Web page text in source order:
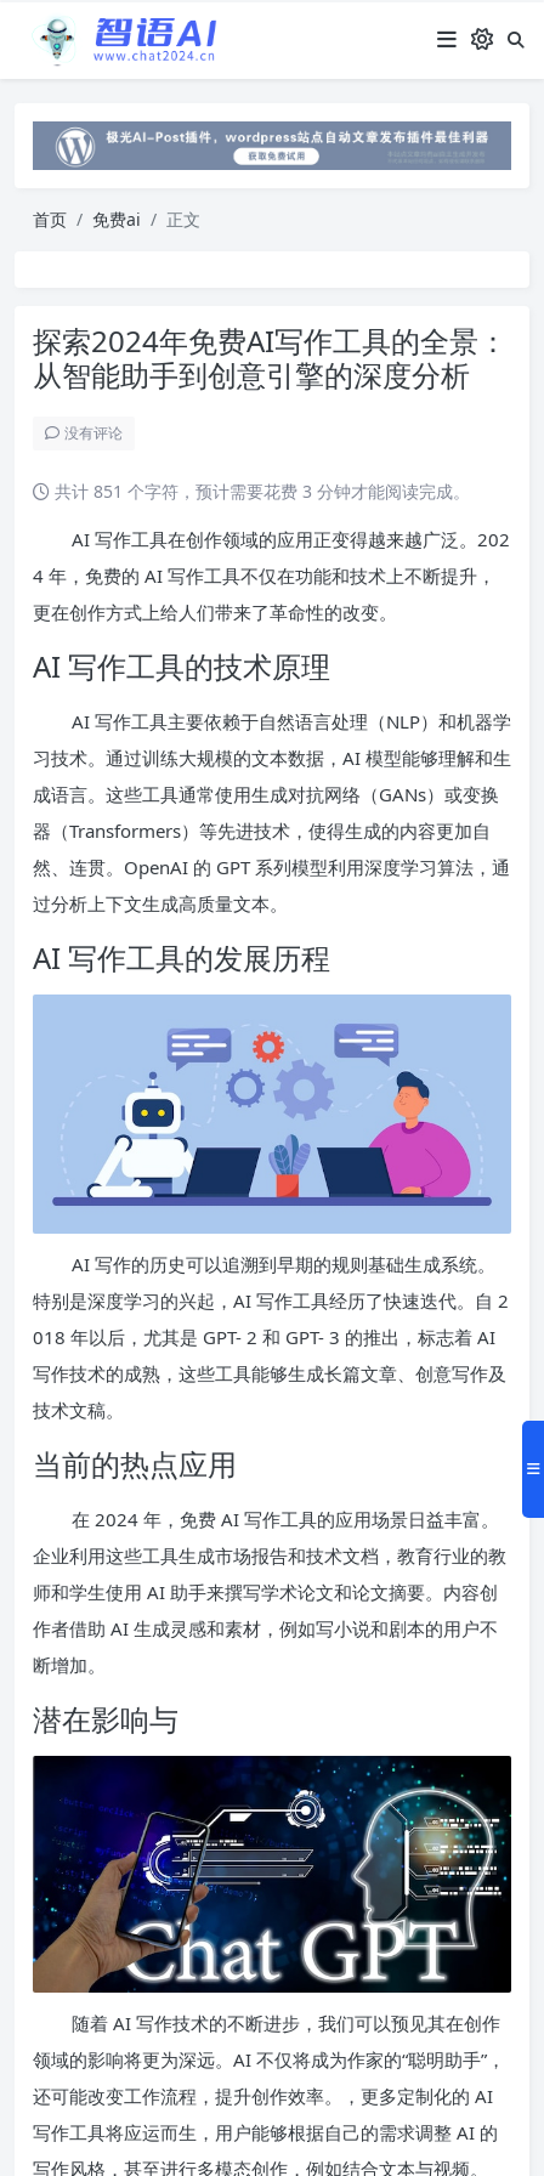
首页 免费ai 正文
探索2024年免费AI写作工具的全景：
从智能助手到创意引擎的深度分析
没有评论
共计 851 个字符，预计需要花费 3 分钟才能阅读完成。
AI 写作工具在创作领域的应用正变得越来越广泛。202
4 年，免费的 AI 写作工具不仅在功能和技术上不断提升，
更在创作方式上给人们带来了革命性的改变。
AI 写作工具的技术原理
AI 写作工具主要依赖于自然语言处理（NLP）和机器学
习技术。通过训练大规模的文本数据，AI 模型能够理解和生
成语言。这些工具通常使用生成对抗网络（GANs）或变换
器（Transformers）等先进技术，使得生成的内容更加自
然、连贯。OpenAI 的 GPT 系列模型利用深度学习算法，通
过分析上下文生成高质量文本。
AI 写作工具的发展历程
AI 写作的历史可以追溯到早期的规则基础生成系统。
特别是深度学习的兴起，AI 写作工具经历了快速迭代。自 2
018 年以后，尤其是 GPT- 2 和 GPT- 3 的推出，标志着 AI
写作技术的成熟，这些工具能够生成长篇文章、创意写作及
技术文稿。
当前的热点应用
在 2024 年，免费 AI 写作工具的应用场景日益丰富。
企业利用这些工具生成市场报告和技术文档，教育行业的教
师和学生使用 AI 助手来撰写学术论文和论文摘要。内容创
作者借助 AI 生成灵感和素材，例如写小说和剧本的用户不
断增加。
潜在影响与
随着 AI 写作技术的不断进步，我们可以预见其在创作
领域的影响将更为深远。AI 不仅将成为作家的“聪明助手”，
还可能改变工作流程，提升创作效率。，更多定制化的 AI
写作工具将应运而生，用户能够根据自己的需求调整 AI 的
写作风格，甚至进行多模态创作，例如结合文本与视频。